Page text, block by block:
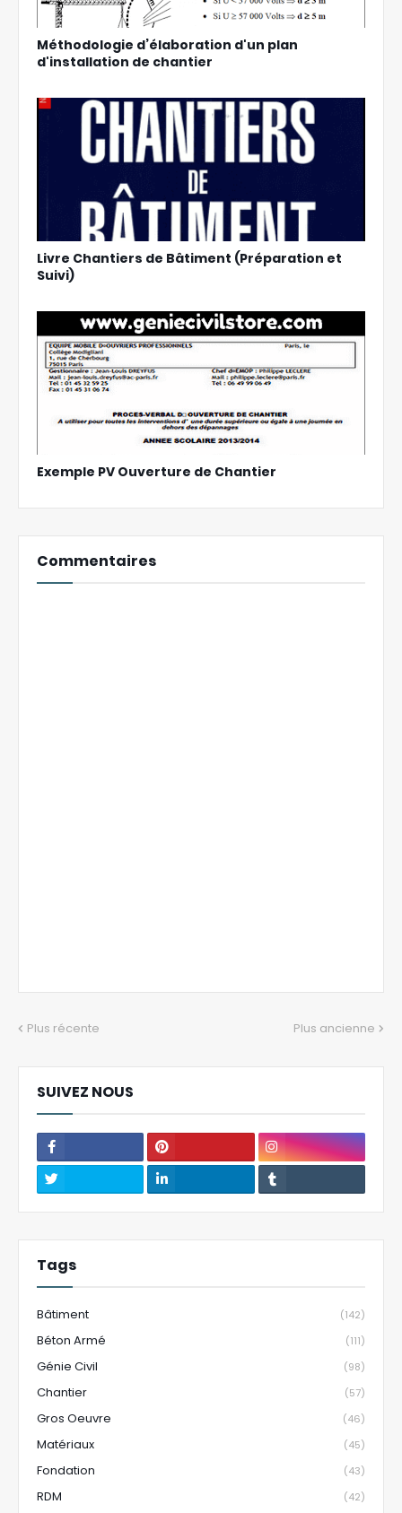
Méthodologie d’élaboration d'un plan
d'installation de chantier
Livre Chantiers de Bâtiment (Préparation et
Suivi)
Exemple PV Ouverture de Chantier
Commentaires
Plus récente Plus ancienne
SUIVEZ NOUS
Tags
Bâtiment (142)
Béton Armé (111)
Génie Civil (98)
Chantier (57)
Gros Oeuvre (46)
Matériaux (45)
Fondation (43)
RDM (42)